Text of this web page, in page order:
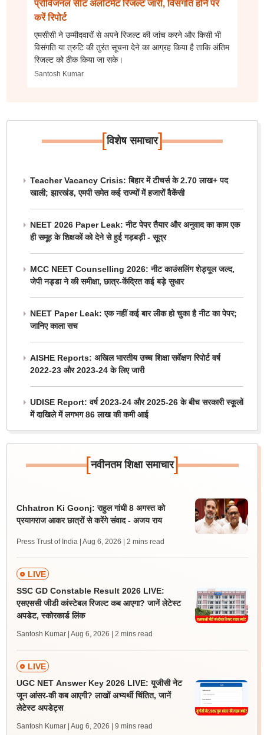
प्रोविजनल सीट अलॉटमेंट रिजल्ट जारी, विसंगति होने पर
करें रिपोर्ट
एमसीसी ने उम्मीदवारों से अपने रिजल्ट की जांच करने और किसी भी
विसंगति या त्रुटि की तुरंत सूचना देने का आग्रह किया है ताकि अंतिम
रिजल्ट को ठीक किया जा सके।
Santosh Kumar
[विशेष समाचार]
Teacher Vacancy Crisis: बिहार में टीचर्स के 2.70 लाख+ पद
खाली; झारखंड, एमपी समेत कई राज्यों में हजारों वैकेंसी
NEET 2026 Paper Leak: नीट पेपर तैयार और अनुवाद का काम एक
ही समूह के शिक्षकों को देने से हुई गड़बड़ी - सूत्र
MCC NEET Counselling 2026: नीट काउंसलिंग शेड्यूल जल्द,
जेपी नड्डा ने की समीक्षा, छात्र-केंद्रित कई बड़े सुधार
NEET Paper Leak: एक नहीं कई बार लीक हो चुका है नीट का पेपर;
जानिए काला सच
AISHE Reports: अखिल भारतीय उच्च शिक्षा सर्वेक्षण रिपोर्ट वर्ष
2022-23 और 2023-24 के लिए जारी
UDISE Report: वर्ष 2023-24 और 2025-26 के बीच सरकारी स्कूलों
में दाखिले में लगभग 86 लाख की कमी आई
[नवीनतम शिक्षा समाचार]
Chhatron Ki Goonj: राहुल गांधी 8 अगस्त को
प्रयागराज आकर छात्रों से करेंगे संवाद - अजय राय
Press Trust of India | Aug 6, 2026 | 2 mins read
LIVE
SSC GD Constable Result 2026 LIVE:
एसएससी जीडी कांस्टेबल रिजल्ट कब आएगा? जानें लेटेस्ट
अपडेट, स्कोरकार्ड लिंक
Santosh Kumar | Aug 6, 2026 | 2 mins read
LIVE
UGC NET Answer Key 2026 LIVE: यूजीसी नेट
जून आंसर-की कब आएगी? लाखों अभ्यर्थी चिंतित, जानें
लेटेस्ट अपडेट्स
Santosh Kumar | Aug 6, 2026 | 9 mins read